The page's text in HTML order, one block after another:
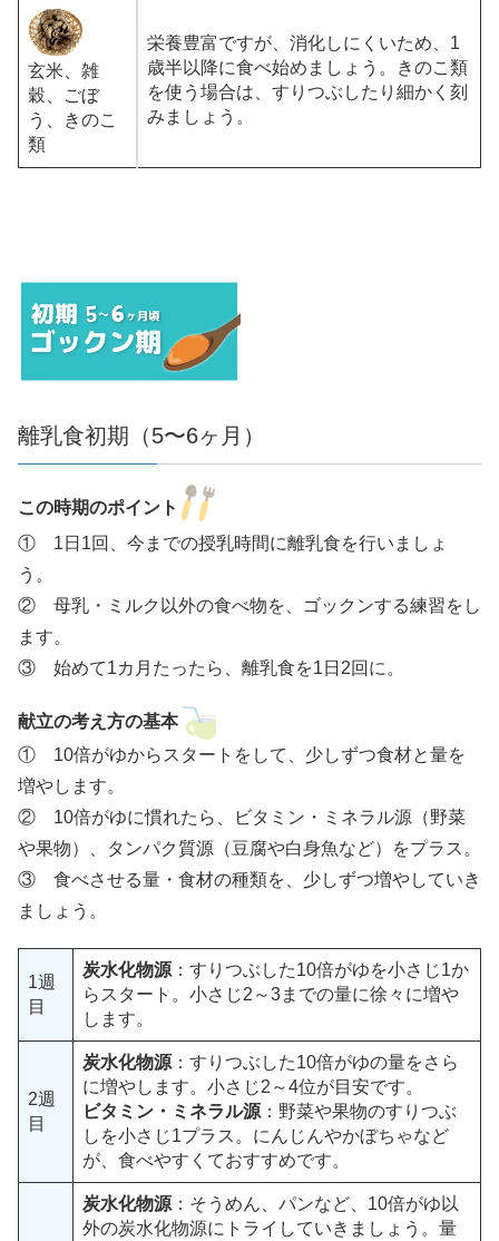
玄米、雑
穀、ごぼ
う、きのこ
類
栄養豊富ですが、消化しにくいため、1
歳半以降に食べ始めましょう。きのこ類
を使う場合は、すりつぶしたり細かく刻
みましょう。
離乳食初期（5〜6ヶ月）
この時期のポイント
① 1日1回、今までの授乳時間に離乳食を行いましょ
う。
② 母乳・ミルク以外の食べ物を、ゴックンする練習をし
ます。
③ 始めて1カ月たったら、離乳食を1日2回に。
献立の考え方の基本
① 10倍がゆからスタートをして、少しずつ食材と量を
増やします。
② 10倍がゆに慣れたら、ビタミン・ミネラル源（野菜
や果物）、タンパク質源（豆腐や白身魚など）をプラス。
③ 食べさせる量・食材の種類を、少しずつ増やしていき
ましょう。
1週
目
炭水化物源 ：すりつぶした10倍がゆを小さじ1か
らスタート。小さじ2～3までの量に徐々に増や
します。
2週
目
炭水化物源 ：すりつぶした10倍がゆの量をさら
に増やします。小さじ2～4位が目安です。
ビタミン・ミネラル源 ：野菜や果物のすりつぶ
しを小さじ1プラス。にんじんやかぼちゃなど
が、食べやすくておすすめです。
炭水化物源 ：そうめん、パンなど、10倍がゆ以
外の炭水化物源にトライしていきましょう。量